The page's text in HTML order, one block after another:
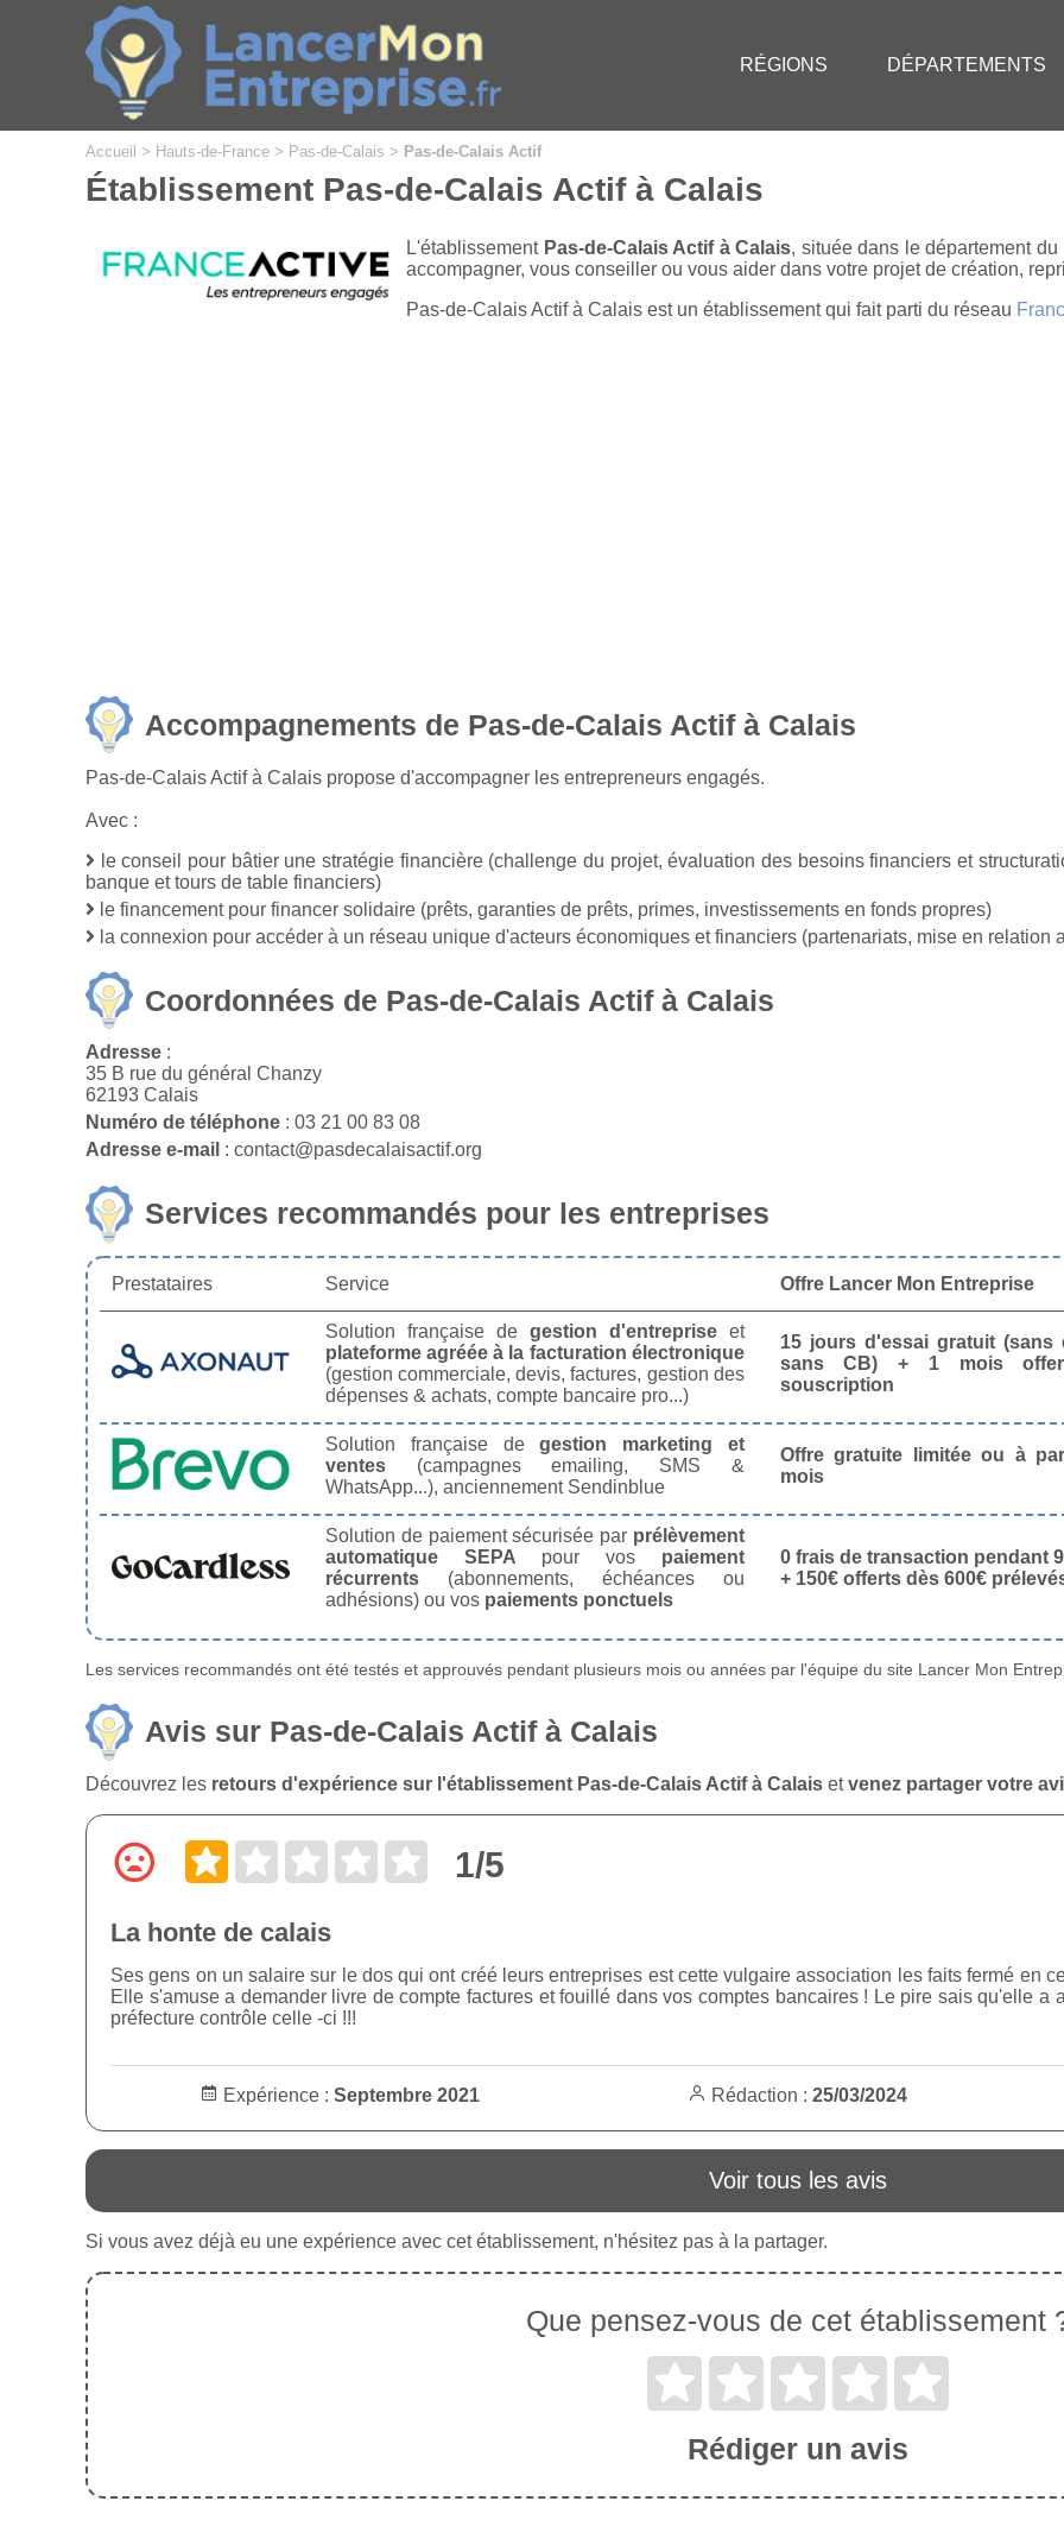
RÉGIONS DÉPARTEMENTS
Accueil > Hauts-de-France > Pas-de-Calais > Pas-de-Calais Actif
Établissement Pas-de-Calais Actif à Calais
L'établissement Pas-de-Calais Actif à Calais, située dans le département du
accompagner, vous conseiller ou vous aider dans votre projet de création,
Pas-de-Calais Actif à Calais est un établissement qui fait parti du réseau
Accompagnements de Pas-de-Calais Actif à Calais
Pas-de-Calais Actif à Calais propose d'accompagner les entrepreneurs engagés.
Avec :
le conseil pour bâtier une stratégie financière (challenge du projet, évaluation des besoins financiers et
banque et tours de table financiers)
le financement pour financer solidaire (prêts, garanties de prêts, primes, investissements en fonds propres)
la connexion pour accéder à un réseau unique d'acteurs économiques et financiers (partenariats, mise en
Coordonnées de Pas-de-Calais Actif à Calais
Adresse :
35 B rue du général Chanzy
62193 Calais
Numéro de téléphone : 03 21 00 83 08
Adresse e-mail : contact@pasdecalaisactif.org
Services recommandés pour les entreprises
Prestataires Service Offre Lancer Mon Entreprise
Solution française de gestion d'entrepriseet
plateforme agréée à la facturation électronique
(gestion commerciale, devis, factures, gestion des
dépenses & achats, compte bancaire pro...)
15 jours d'essai gratuit (sans
sans CB) + 1 mois
souscription
Solution française degestion marketing et
ventes (campagnes emailing, SMS &
WhatsApp...), anciennement Sendinblue
Offre gratuite limitée ou à
mois
Solution de paiement sécurisée par prélèvement
automatique SEPA pour vos paiement
récurrents (abonnements, échéances ou
adhésions) ou vos paiements ponctuels
0 frais de transaction pendant
+ 150€ offerts dès 600€
Les services recommandés ont été testés et approuvés pendant plusieurs mois ou années par l'équipe du site Lancer Mon
Avis sur Pas-de-Calais Actif à Calais
Découvrez les retours d'expérience sur l'établissement Pas-de-Calais Actif à Calais etvenez partager votre
1/5
La honte de calais
Ses gens on un salaire sur le dos qui ont créé leurs entreprises est cette vulgaire association les faits fermé en
Elle s'amuse a demander livre de compte factures et fouillé dans vos comptes bancaires ! Le pire sais qu'elle
préfecture contrôle celle -ci !!!
Expérience : Septembre 2021 Rédaction :25/03/2024
Voir tous les avis
Si vous avez déjà eu une expérience avec cet établissement, n'hésitez pas à la partager.
Que pensez-vous de cet établissement
Rédiger un avis
Cookies management panel